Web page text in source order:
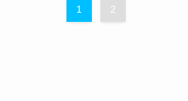
1 2